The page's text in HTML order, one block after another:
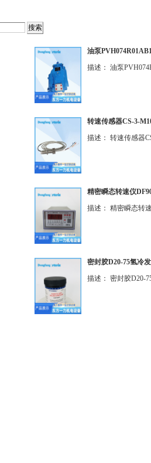
油泵
描述： 油泵
转速传感器CS-3-
描述： 转速传感器
精密瞬态转速仪
描述： 精密瞬态转
密封胶D20-75氢冷
描述： 密封胶D20-